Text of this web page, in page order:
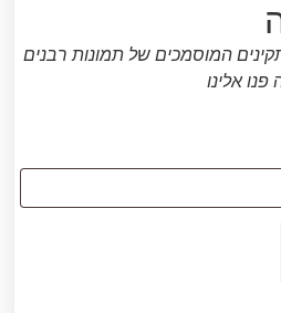
המוסמכים של תמונות רבנים
אלינו